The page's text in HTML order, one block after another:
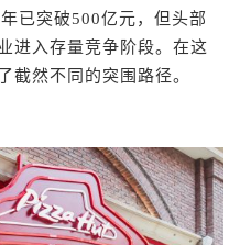
已突破500亿元，但头部
进入存量竞争阶段。在这
截然不同的突围路径。